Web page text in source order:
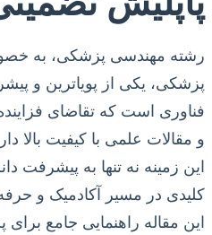
رشته مهندسی پزشکی، به
پزشکی، یکی از پویاترین و
فناوری است که تقاضای
و مقالات علمی با کیفیت بالا
این زمینه نه تنها به
کلیدی در مسیر آکادمیک و
این مقاله راهنمایی جامع